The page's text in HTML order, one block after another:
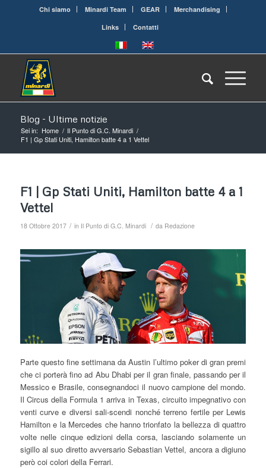
Chi siamo Minardi Team GEAR
Merchandising
Links
Contatti
Blog - Ultime notizie
Sei in: Home / Il Punto di G.C. Minardi /
F1 | Gp Stati Uniti, Hamilton batte 4 a 1 Vettel
F1 | Gp Stati Uniti, Hamilton batte 4 a 1
Vettel
18 Ottobre 2017 / in Il Punto di G.C. Minardi / da Redazione
Parte questo fine settimana da Austin l’ultimo poker di gran premi
che ci porterà fino ad Abu Dhabi per il gran finale, passando per il
Messico e Brasile, consegnandoci il nuovo campione del mondo.
Il Circus della Formula 1 arriva in Texas, circuito impegnativo con
venti curve e diversi sali-scendi nonché terreno fertile per Lewis
Hamilton e la Mercedes che hanno trionfato la bellezza di quattro
volte nelle cinque edizioni della corsa, lasciando solamente un
sigillo al suo diretto avversario Sebastian Vettel, ancora a digiuno
però coi colori della Ferrari.